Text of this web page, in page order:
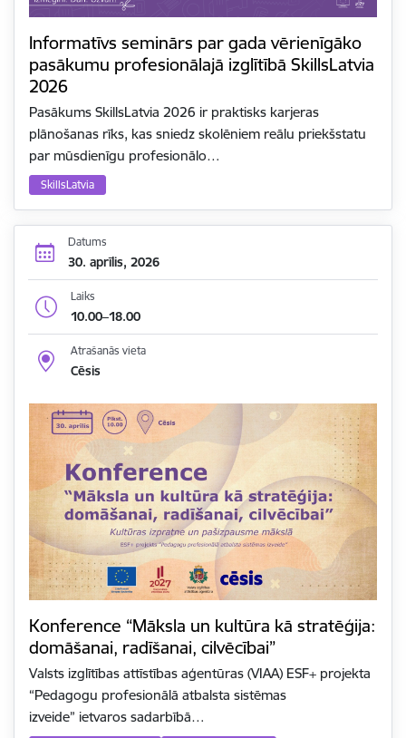
Informatīvs seminārs par gada vērienīgāko
pasākumu profesionālajā izglītībā SkillsLatvia
2026
Pasākums SkillsLatvia 2026 ir praktisks karjeras
plānošanas rīks, kas sniedz skolēniem reālu priekšstatu
par mūsdienīgu profesionālo…
SkillsLatvia
Datums
30. aprīlis, 2026
Laiks
10.00–18.00
Atrašanās vieta
Cēsis
Konference “Māksla un kultūra kā stratēģija:
domāšanai, radīšanai, cilvēcībai”
Valsts izglītības attīstības aģentūras (VIAA) ESF+ projekta
“Pedagogu profesionālā atbalsta sistēmas
izveide” ietvaros sadarbībā…